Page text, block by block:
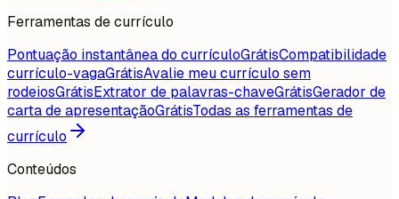
Ferramentas de currículo
Pontuação instantânea do currículoGrátisCompatibilidade
currículo-vagaGrátisAvalie meu currículo sem
rodeiosGrátisExtrator de palavras-chaveGrátisGerador de
carta de apresentaçãoGrátisTodas as ferramentas de
currículo
Conteúdos